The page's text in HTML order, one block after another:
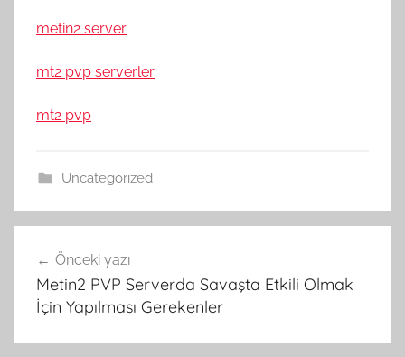
metin2 server
mt2 pvp serverler
mt2 pvp
Uncategorized
gezinmesi
Önceki yazı
Metin2 PVP Serverda Savaşta Etkili Olmak
İçin Yapılması Gerekenler